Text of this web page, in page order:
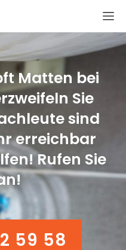
Matten bei
Sie
sind
erreichbar
Rufen Sie
59 58
59 58